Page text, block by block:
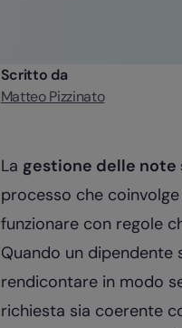
Scritto da
Matteo Pizzinato
La gestione delle note
processo che
funzionare con regole
Quando un dipendente
rendicontare in modo
richiesta sia coerente